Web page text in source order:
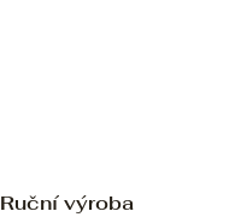
Ruční výroba